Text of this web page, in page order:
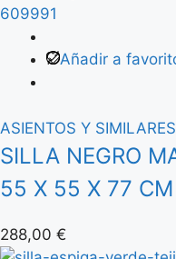
Añadir a
ASIENTOS Y SIMILARES
SILLA NEGRO
55 X 55 X 77 CM
288,00 €